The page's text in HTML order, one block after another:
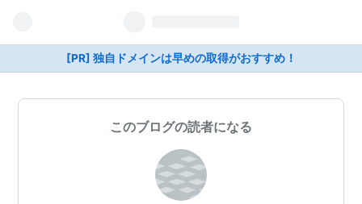
[PR] 独自ドメインは早めの取得がおすすめ！
このブログの読者になる